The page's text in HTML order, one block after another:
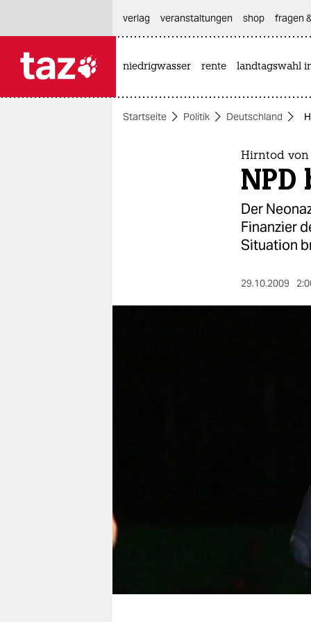
themen
genossenschaft
verlag
veranstaltungen shop fragen
niedrigwasser rente landtagswahl
Startseite Politik Deutschland
Hirntod von
Der
Finanzier
Situation
29.10.2009